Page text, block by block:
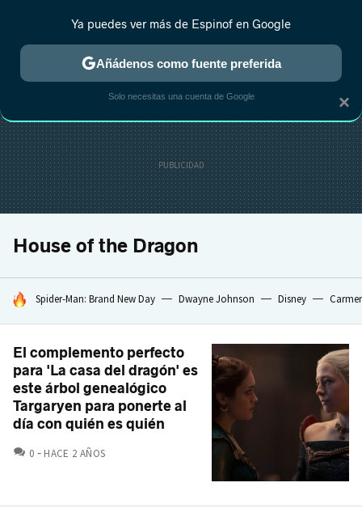
ESTRENOS REALITY ANIME RANKINGS CINE
House of the Dragon
HOY SE HABLA DE
Spider-Man: Brand New Day Dwayne Johnson Disney
El complemento perfecto
para 'La casa del dragón' es
este árbol genealógico
Targaryen para ponerte al
día con quién es quién
0 COMENTARIOS
HACE 2 AÑOS
×
Ya puedes ver más de Espinof en Google
Añádenos como fuente preferida
Solo necesitas una cuenta de Google